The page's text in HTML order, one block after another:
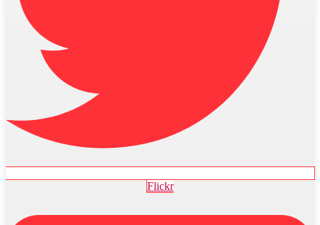
Flickr